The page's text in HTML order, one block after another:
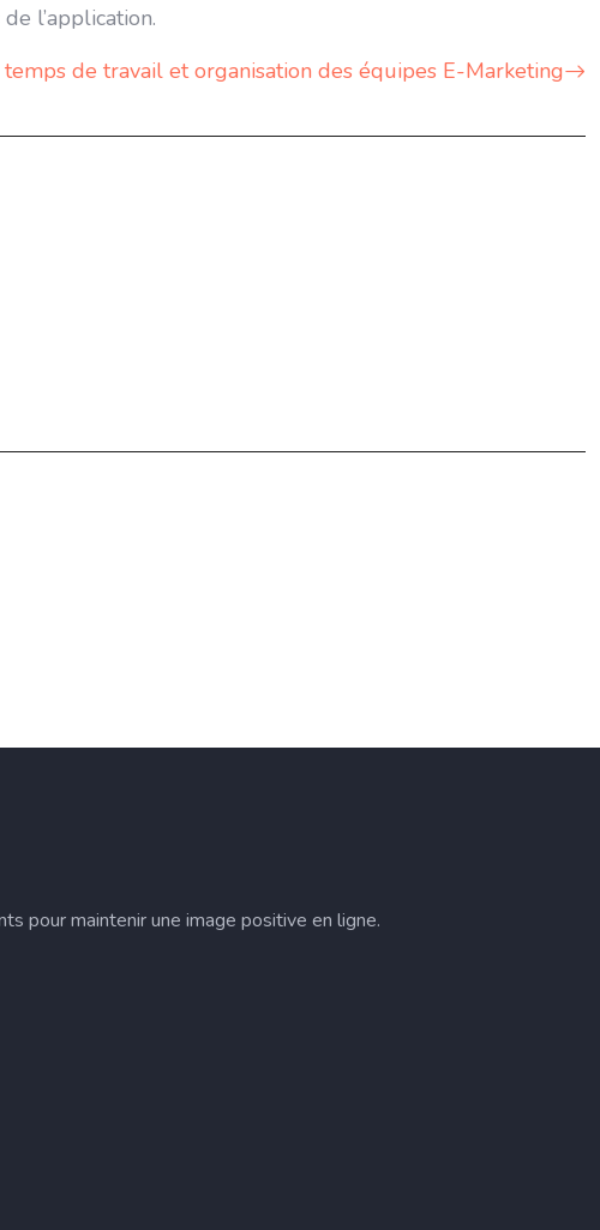
l’application.
de travail et organisation des équipes E-Marketing
pour maintenir une image positive en ligne.